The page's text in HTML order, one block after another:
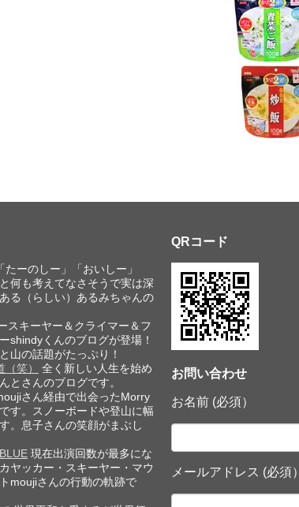
たーのしー」「おいしー」
と何も考えてなさそうで実は深
る（らしい）あるみちゃんの
スキーヤー＆クライマー＆フ
shindyくんのブログが登場！
山の話題がたっぷり！
笑）
全く新しい人生を始め
とさんのブログです。
さん経由で出会ったMorry
す。スノーボードや登山に幅
。息子さんの笑顔がまぶし
現在出演回数が最多にな
ヤッカー・スキーヤー・マウ
moujiさんの行動の軌跡で
QRコード
お問い合わせ
お名前 (必須）
メールアドレス (必須）